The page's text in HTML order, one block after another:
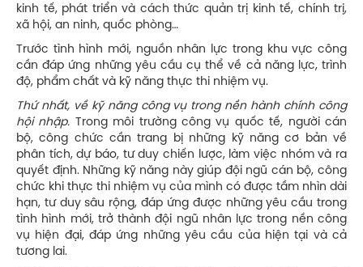
kinh tế, phát triển và cách thức quản trị kinh tế, chính trị,
xã hội, an ninh, quốc phòng…
Trước tình hình mới, nguồn nhân lực trong khu vực công
cần đáp ứng những yêu cầu cụ thể về cả năng lực, trình
độ, phẩm chất và kỹ năng thực thi nhiệm vụ.
Thứ nhất, về kỹ năng công vụ trong nền hành chính công
hội nhập.
Trong môi trường công vụ quốc tế, người cán
bộ, công chức cần trang bị những kỹ năng cơ bản về
phân tích, dự báo, tư duy chiến lược, làm việc nhóm và ra
quyết định. Những kỹ năng này giúp đội ngũ cán bộ, công
chức khi thực thi nhiệm vụ của mình có được tầm nhìn dài
hạn, tư duy sâu rộng, đáp ứng được những yêu cầu trong
tình hình mới, trở thành đội ngũ nhân lực trong nền công
vụ hiện đại, đáp ứng những yêu cầu của hiện tại và cả
tương lai.